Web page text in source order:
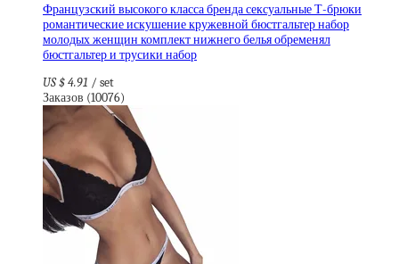
Французский высокого класса бренда сексуальные Т-брюки
романтические искушение кружевной бюстгальтер набор
молодых женщин комплект нижнего белья обременял
бюстгальтер и трусики набор
US $ 4.91 / set
Заказов (10076)